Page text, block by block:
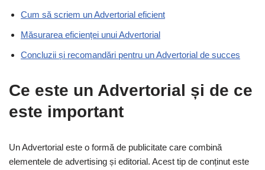
Cum să scriem un Advertorial eficient
Măsurarea eficienței unui Advertorial
Concluzii și recomandări pentru un Advertorial de succes
Ce este un Advertorial și de ce
este important
Un Advertorial este o formă de publicitate care combină
elementele de advertising și editorial. Acest tip de conținut este